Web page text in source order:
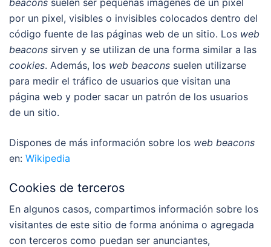
por un pixel, visibles o invisibles colocados dentro del
código fuente de las páginas web de un sitio. Los web
beacons sirven y se utilizan de una forma similar a las
cookies. Además, los web beacons suelen utilizarse
para medir el tráfico de usuarios que visitan una
página web y poder sacar un patrón de los usuarios
de un sitio.
Dispones de más información sobre los web beacons
en: Wikipedia
Cookies de terceros
En algunos casos, compartimos información sobre los
visitantes de este sitio de forma anónima o agregada
con terceros como puedan ser anunciantes,